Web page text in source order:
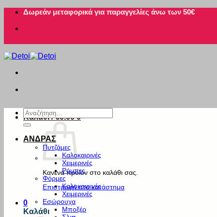
Μετάβαση
περιεχόμενο
Δωρεάν μεταφορικά για παραγγελίες άνω των 50€
Καλάθι /€0.00 0
Κανένα προϊόν στο καλάθι σας.
Επιστροφή στο κατάστημα
0
Καλάθι
Αναζήτηση
για:
ΑΝΔΡΑΣ
Πυτζάμες
Καλοκαιρινές
Χειμερινές
Ρόμπες
Φόρμες
Καλοκαιρινές
Χειμερινές
Εσώρουχα
Μποξέρ